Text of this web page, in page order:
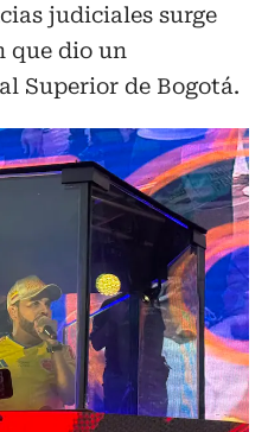
judiciales surge
que dio un
Superior de Bogotá.